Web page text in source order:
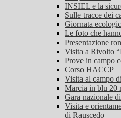
INSIEL e la
Sulle tracce dei
Giornata
Le foto che
Presentazione
Visita a Rivolto
Prove in campo
Corso HACCP
Visita al campo
Marcia in blu 20
Gara nazionale
Visita e
di Rauscedo